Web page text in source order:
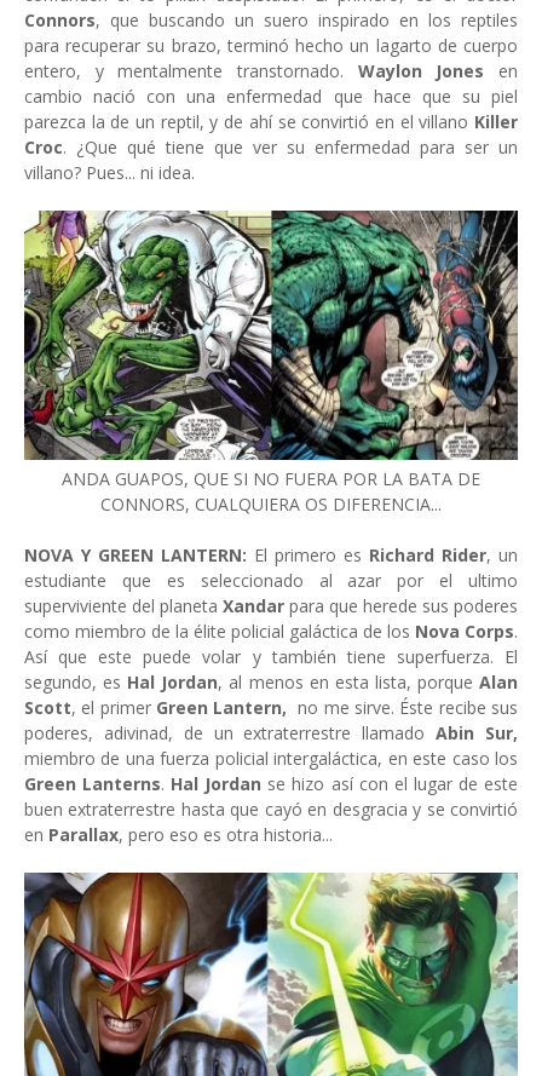
Connors, que buscando un suero inspirado en los reptiles
para recuperar su brazo, terminó hecho un lagarto de cuerpo
entero, y mentalmente transtornado. Waylon Jones en
cambio nació con una enfermedad que hace que su piel
parezca la de un reptil, y de ahí se convirtió en el villano Killer
Croc. ¿Que qué tiene que ver su enfermedad para ser un
villano? Pues... ni idea.
ANDA GUAPOS, QUE SI NO FUERA POR LA BATA DE
CONNORS, CUALQUIERA OS DIFERENCIA...
NOVA Y GREEN LANTERN: El primero es Richard Rider, un
estudiante que es seleccionado al azar por el ultimo
superviviente del planeta Xandar para que herede sus poderes
como miembro de la élite policial galáctica de los Nova Corps.
Así que este puede volar y también tiene superfuerza. El
segundo, es Hal Jordan, al menos en esta lista, porqueAlan
Scott, el primer Green Lantern, no me sirve. Éste recibe sus
poderes, adivinad, de un extraterrestre llamadoAbin Sur,
miembro de una fuerza policial intergaláctica, en este caso los
Green Lanterns. Hal Jordan se hizo así con el lugar de este
buen extraterrestre hasta que cayó en desgracia y se convirtió
en Parallax, pero eso es otra historia...